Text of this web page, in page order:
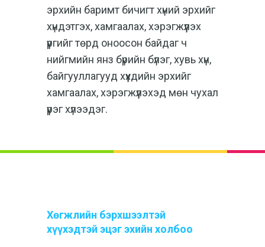
эрхийн баримт бичигт хүний эрхийг
хүндэтгэх, хамгаалах, хэрэгжүүлэх
үүргийг төрд оноосон байдаг ч
нийгмийн янз бүрийн бүлэг, хувь хүн,
байгууллагууд хүүхдийн эрхийг
хамгаалах, хэрэгжүүлэхэд мөн чухал
үүрэг хүлээдэг.
Хөгжлийн бэрхшээлтэй
хүүхэдтэй эцэг эхийн холбоо